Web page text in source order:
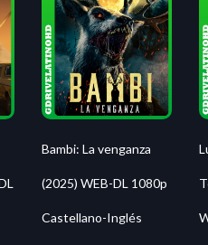
Bambi: La venganza
(2025) WEB-DL 1080p
Castellano-Inglés